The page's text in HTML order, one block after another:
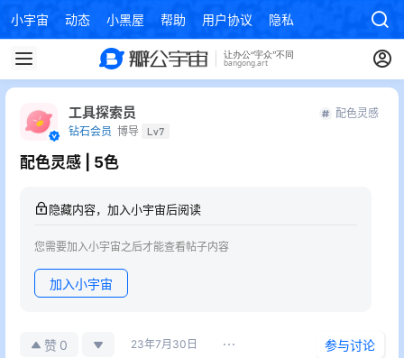
小宇宙 动态 小黑屋 帮助 用户协议 隐私政策
工具探索员
钻石会员 博导 Lv7
配色灵感
配色灵感 | 5色
隐藏内容，加入小宇宙后阅读
您需要加入小宇宙之后才能查看帖子内容
加入小宇宙
赞 0 23年7月30日 参与讨论